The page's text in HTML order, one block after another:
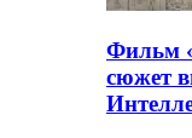
Фильм
сюжет